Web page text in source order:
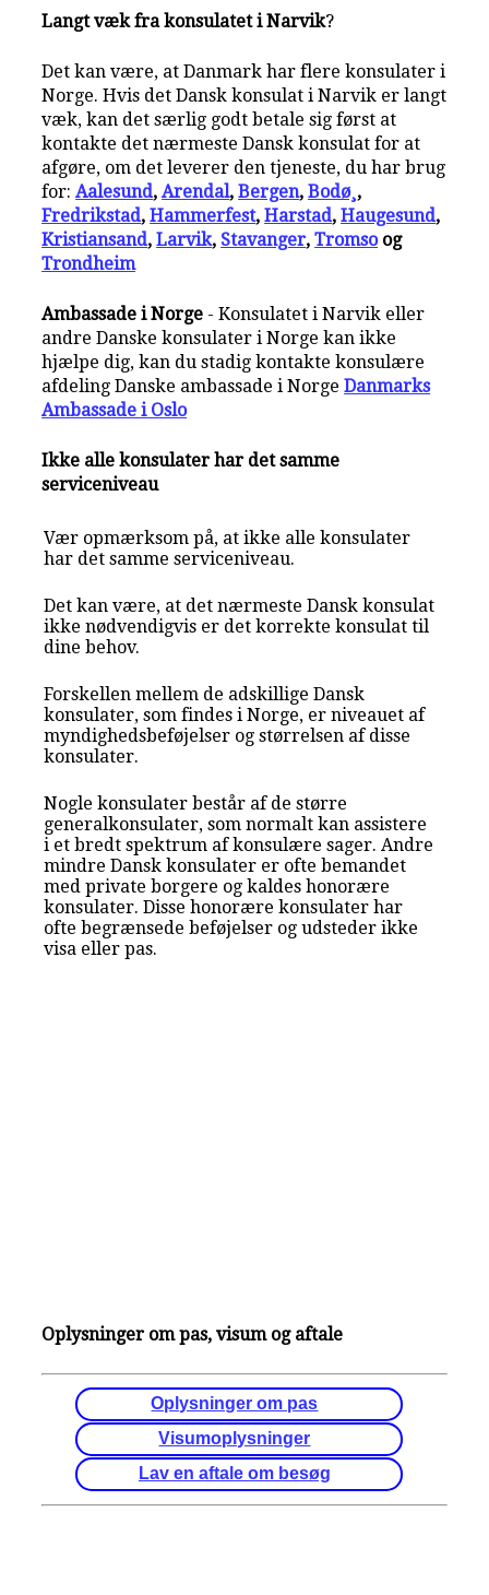
Langt væk fra konsulatet i Narvik?
Det kan være, at Danmark har flere konsulater i
Norge. Hvis det Dansk konsulat i Narvik er langt
væk, kan det særlig godt betale sig først at
kontakte det nærmeste Dansk konsulat for at
afgøre, om det leverer den tjeneste, du har brug
for:Aalesund,Arendal,Bergen,Bodø¸ ,
Fredrikstad,Hammerfest,Harstad,Haugesund,
Kristiansand,Larvik, Stavanger,Tromsoog
Trondheim
Ambassade i Norge - Konsulatet i Narvik eller
andre Danske konsulater i Norge kan ikke
hjælpe dig, kan du stadig kontakte konsulære
afdeling Danske ambassade i Norge Danmarks
Ambassade i Oslo
Ikke alle konsulater har det samme
serviceniveau
Vær opmærksom på, at ikke alle konsulater
har det samme serviceniveau.
Det kan være, at det nærmeste Dansk konsulat
ikke nødvendigvis er det korrekte konsulat til
dine behov.
Forskellen mellem de adskillige Dansk
konsulater, som findes i Norge, er niveauet af
myndighedsbeføjelser og størrelsen af disse
konsulater.
Nogle konsulater består af de større
generalkonsulater, som normalt kan assistere
i et bredt spektrum af konsulære sager. Andre
mindre Dansk konsulater er ofte bemandet
med private borgere og kaldes honorære
konsulater. Disse honorære konsulater har
ofte begrænsede beføjelser og udsteder ikke
visa eller pas.
Oplysninger om pas, visum og aftale
Oplysninger om pas
Visumoplysninger
Lav en aftale om besøg